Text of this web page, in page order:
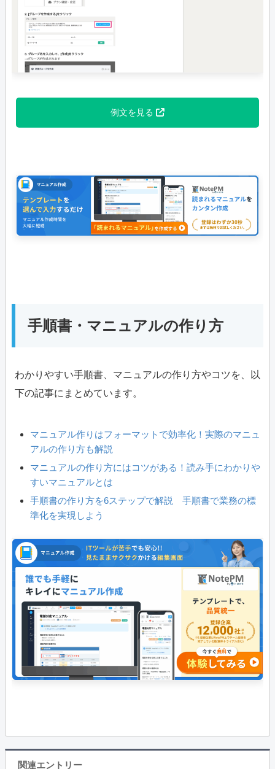
例文を見る
手順書・マニュアルの作り方
わかりやすい手順書、マニュアルの作り方やコツを、以
下の記事にまとめています。
マニュアル作りはフォーマットで効率化！実際のマニュ
アルの作り方も解説
マニュアルの作り方にはコツがある！読み手にわかりや
すいマニュアルとは
手順書の作り方を6ステップで解説 手順書で業務の標
準化を実現しよう
関連エントリー